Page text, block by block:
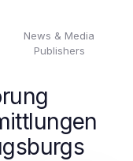
News & Media
Publishers